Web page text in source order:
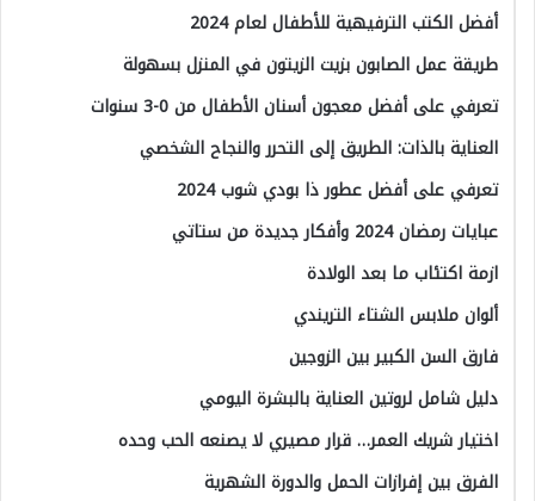
أفضل الكتب الترفيهية للأطفال لعام 2024
طريقة عمل الصابون بزيت الزيتون في المنزل بسهولة
تعرفي على أفضل معجون أسنان الأطفال من 0-3 سنوات
العناية بالذات: الطريق إلى التحرر والنجاح الشخصي
تعرفي على أفضل عطور ذا بودي شوب 2024
عبايات رمضان 2024 وأفكار جديدة من ستاتي
ازمة اكتئاب ما بعد الولادة
ألوان ملابس الشتاء التريندي
فارق السن الكبير بين الزوجين
دليل شامل لروتين العناية بالبشرة اليومي
اختيار شريك العمر… قرار مصيري لا يصنعه الحب وحده
الفرق بين إفرازات الحمل والدورة الشهرية